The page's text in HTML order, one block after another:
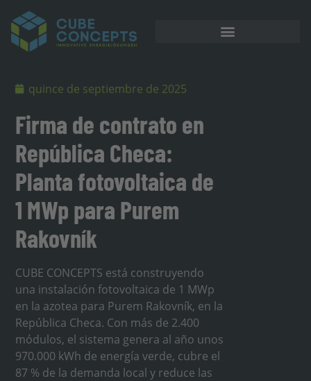
quince de septiembre de 2025
Firma de contrato en
República Checa:
Planta fotovoltaica de
1 MWp para Purem
Rakovník
CUBE CONCEPTS está construyendo
una instalación fotovoltaica de 1 MWp
en la azotea para Purem Rakovník, en la
República Checa. Con más de 2.400
módulos, el sistema genera al año unos
970.000 kWh de energía verde, cubre el
87 % de la demanda local y reduce las